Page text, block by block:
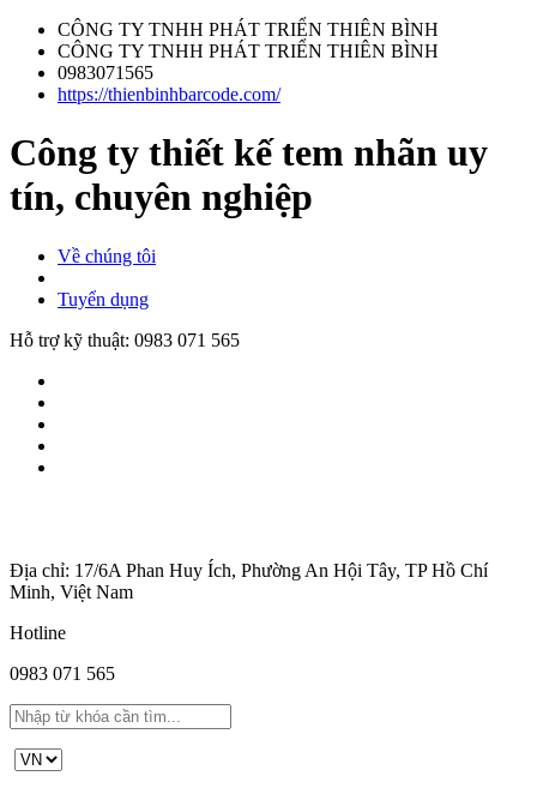
CÔNG TY TNHH PHÁT TRIỂN THIÊN BÌNH
CÔNG TY TNHH PHÁT TRIỂN THIÊN BÌNH
0983071565
https://thienbinhbarcode.com/
Công ty thiết kế tem nhãn uy
tín, chuyên nghiệp
Về chúng tôi
Tuyển dụng
Hỗ trợ kỹ thuật: 0983 071 565
Địa chỉ: 17/6A Phan Huy Ích, Phường An Hội Tây, TP Hồ Chí
Minh, Việt Nam
Hotline
0983 071 565